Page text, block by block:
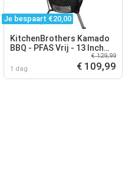
Je bespaart €20,00
KitchenBrothers Kamado
BBQ - PFAS Vrij - 13 Inch
Houtskool Barbecue - 27⌀
cm - Egg BBQ - Zwart
1 dag
€ 129,99
€ 109,99